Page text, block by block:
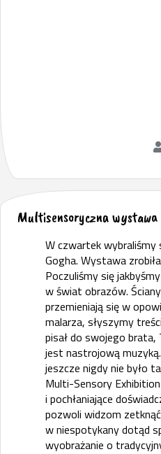
Multisensoryczna wystawa
W czwartek wybraliśmy
Gogha. Wystawa
Poczuliśmy się
w świat obrazów.
przemieniają się w
malarza, słyszymy
pisał do swojego brata,
jest nastrojową
jeszcze nigdy nie było
Multi-Sensory
i pochłaniające
pozwoli widzom
w niespotykany dotąd
wyobrażanie o